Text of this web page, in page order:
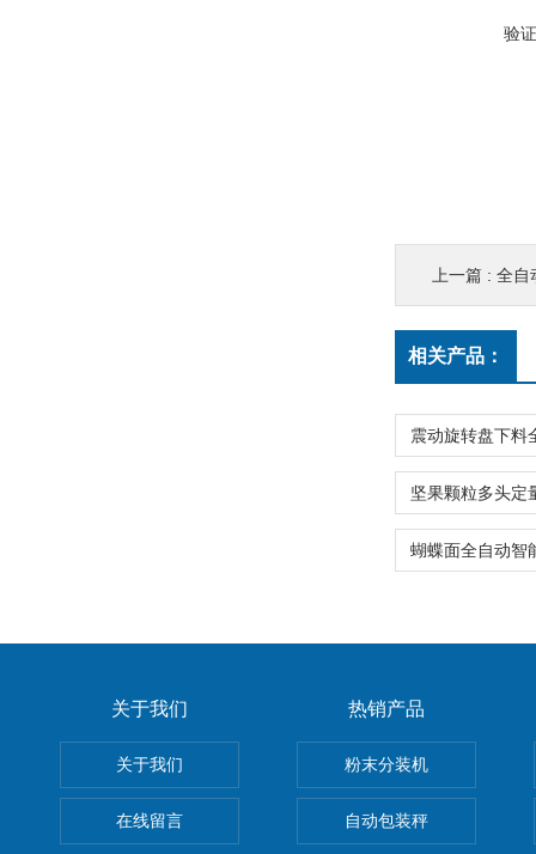
验
上一篇 : 全自
相关产品：
关于我们
关于我们
在线留言
热销产品
粉末分装机
自动包装秤